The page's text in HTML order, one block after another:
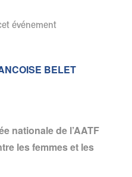
événement
BELET
nationale de l’AATF
les femmes et les